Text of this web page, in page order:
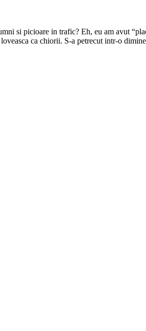
si picioare in trafic? Eh, eu am avut
ca chiorii. S-a petrecut intr-o